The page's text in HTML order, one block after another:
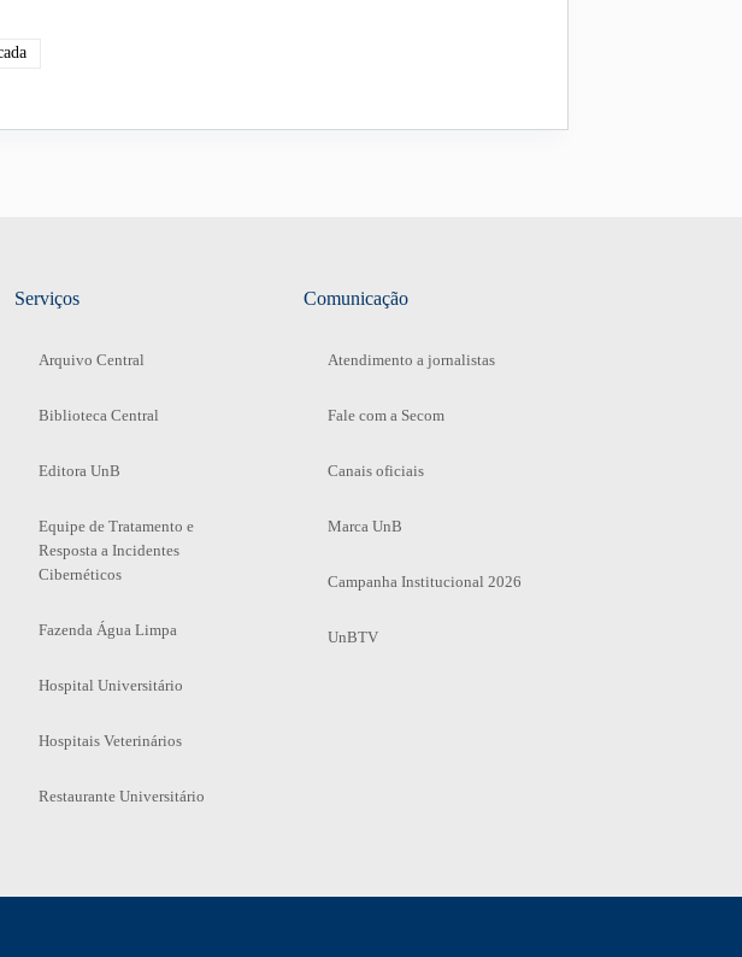
Serviços
Arquivo Central
Biblioteca Central
Editora UnB
Equipe de Tratamento e
Resposta a Incidentes
Cibernéticos
Fazenda Água Limpa
Hospital Universitário
Hospitais Veterinários
Restaurante Universitário
Comunicação
Atendimento a jornalistas
Fale com a Secom
Canais oficiais
Marca UnB
Campanha Institucional 2026
UnBTV